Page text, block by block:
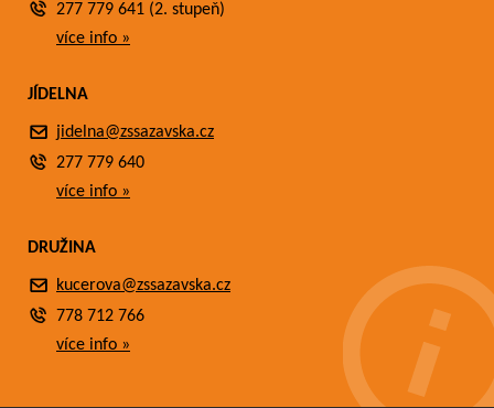
277 779 641 (2. stupeň)
více info »
JÍDELNA
jidelna@zssazavska.cz
277 779 640
více info »
DRUŽINA
kucerova@zssazavska.cz
778 712 766
více info »